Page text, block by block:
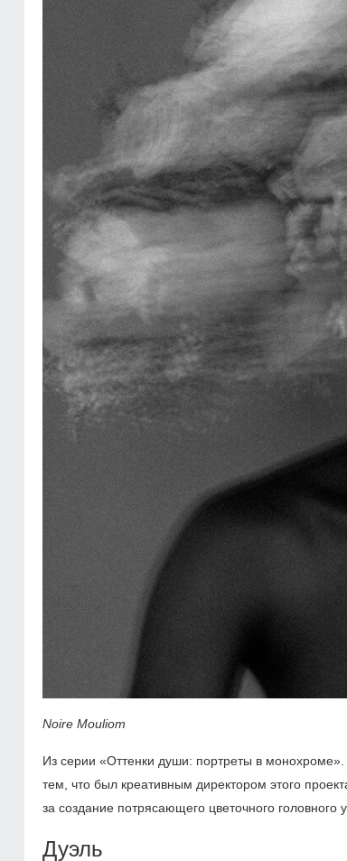
Noire Mouliom
Из серии «Оттенки души: портреты в
тем, что был креативным директором этого
за создание потрясающего цветочного
Дуэль